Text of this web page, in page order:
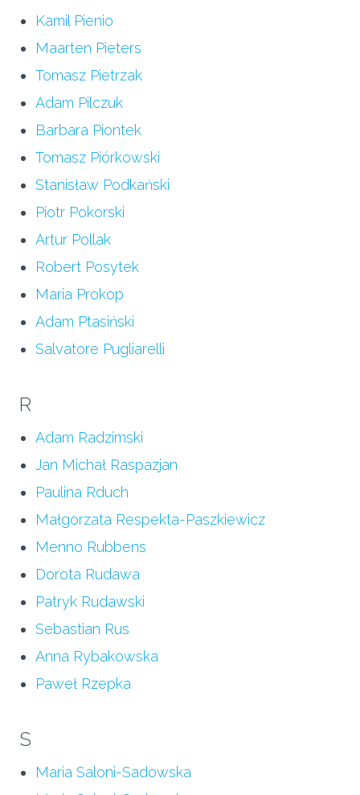
Kamil Pienio
Maarten Pieters
Tomasz Pietrzak
Adam Pilczuk
Barbara Piontek
Tomasz Piórkowski
Stanisław Podkański
Piotr Pokorski
Artur Pollak
Robert Posytek
Maria Prokop
Adam Ptasiński
Salvatore Pugliarelli
R
Adam Radzimski
Jan Michał Raspazjan
Paulina Rduch
Małgorzata Respekta-Paszkiewicz
Menno Rubbens
Dorota Rudawa
Patryk Rudawski
Sebastian Rus
Anna Rybakowska
Paweł Rzepka
S
Maria Saloni-Sadowska